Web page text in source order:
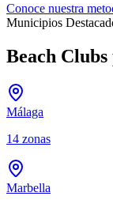
Conoce nuestra
Municipios
Beach
Málaga
14 zonas
Marbella